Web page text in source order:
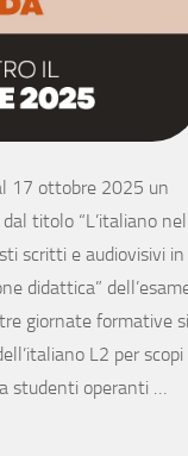
17 ottobre 2025 un
titolo “L’italiano nel
scritti e audiovisivi in
didattica”
giornate formative si
L2 per scopi
studenti operanti …